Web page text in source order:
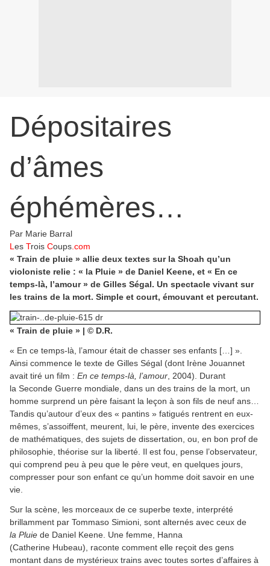
Dépositaires
d’âmes
éphémères…
Par Marie Barral
L es Trois Coups .com
« Train de pluie » allie deux textes sur la Shoah qu’un
violoniste relie : « la Pluie » de Daniel Keene, et « En ce
temps-là, l’amour » de Gilles Ségal. Un spectacle vivant sur
les trains de la mort. Simple et court, émouvant et percutant.
« Train de pluie » | © D.R.
« En ce temps-là, l’amour était de chasser ses enfants […] ».
Ainsi commence le texte de Gilles Ségal (dont Irène Jouannet
avait tiré un film : En ce temps-là, l’amour , 2004). Durant
la Seconde Guerre mondiale, dans un des trains de la mort, un
homme surprend un père faisant la leçon à son fils de neuf ans…
Tandis qu’autour d’eux des « pantins » fatigués rentrent en eux-
mêmes, s’assoiffent, meurent, lui, le père, invente des exercices
de mathématiques, des sujets de dissertation, ou, en bon prof de
philosophie, théorise sur la liberté. Il est fou, pense l’observateur,
qui comprend peu à peu que le père veut, en quelques jours,
compresser pour son enfant ce qu’un homme doit savoir en une
vie.
Sur la scène, les morceaux de ce superbe texte, interprété
brillamment par Tommaso Simioni, sont alternés avec ceux de
la Pluie de Daniel Keene. Une femme, Hanna
(Catherine Hubeau), raconte comment elle reçoit des gens
montant dans de mystérieux trains avec toutes sortes d’affaires à